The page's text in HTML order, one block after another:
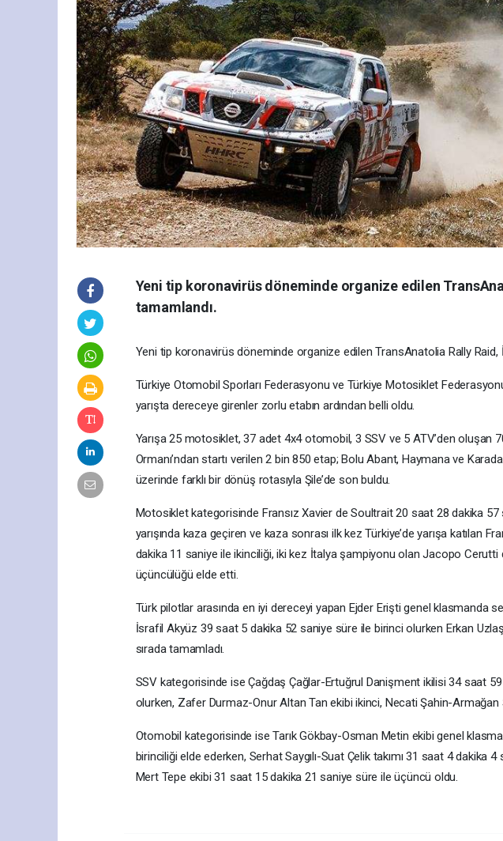
Yeni tip koronavirüs döneminde organize edilen
tamamlandı.
Yeni tip koronavirüs döneminde organize edilen TransAnatolia Rally Raid,
Türkiye Otomobil Sporları Federasyonu ve Türkiye Motosiklet
yarışta dereceye girenler zorlu etabın ardından belli oldu.
Yarışa 25 motosiklet, 37 adet 4x4 otomobil, 3 SSV ve 5 ATV’den oluşan
Ormanı’ndan startı verilen 2 bin 850 etap; Bolu Abant, Haymana ve
üzerinde farklı bir dönüş rotasıyla Şile’de son buldu.
Motosiklet kategorisinde Fransız Xavier de Soultrait 20 saat 28 dakika
yarışında kaza geçiren ve kaza sonrası ilk kez Türkiye’de yarışa katılan
dakika 11 saniye ile ikinciliği, iki kez İtalya şampiyonu olan Jacopo Cerutti
üçüncülüğü elde etti.
Türk pilotlar arasında en iyi dereceyi yapan Ejder Erişti genel klasmanda
İsrafil Akyüz 39 saat 5 dakika 52 saniye süre ile birinci olurken Erkan Uzlaş
sırada tamamladı.
SSV kategorisinde ise Çağdaş Çağlar-Ertuğrul Danişment ikilisi 34 saat
olurken, Zafer Durmaz-Onur Altan Tan ekibi ikinci, Necati Şahin-Armağan
Otomobil kategorisinde ise Tarık Gökbay-Osman Metin ekibi genel
birinciliği elde ederken, Serhat Saygılı-Suat Çelik takımı 31 saat 4 dakika
Mert Tepe ekibi 31 saat 15 dakika 21 saniye süre ile üçüncü oldu.